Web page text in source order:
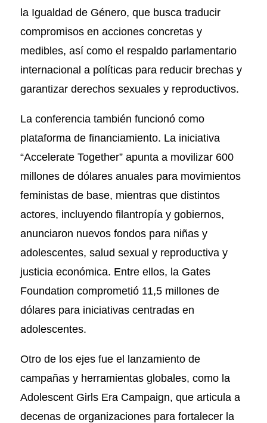
la Igualdad de Género, que busca traducir
compromisos en acciones concretas y
medibles, así como el respaldo parlamentario
internacional a políticas para reducir brechas y
garantizar derechos sexuales y reproductivos.
La conferencia también funcionó como
plataforma de financiamiento. La iniciativa
“Accelerate Together” apunta a movilizar 600
millones de dólares anuales para movimientos
feministas de base, mientras que distintos
actores, incluyendo filantropía y gobiernos,
anunciaron nuevos fondos para niñas y
adolescentes, salud sexual y reproductiva y
justicia económica. Entre ellos, la Gates
Foundation comprometió 11,5 millones de
dólares para iniciativas centradas en
adolescentes.
Otro de los ejes fue el lanzamiento de
campañas y herramientas globales, como la
Adolescent Girls Era Campaign, que articula a
decenas de organizaciones para fortalecer la